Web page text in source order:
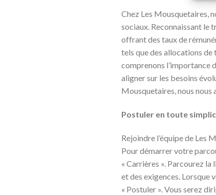
Chez Les Mousquetaires,
sociaux. Reconnaissant le
offrant des taux de
tels que des allocations de
comprenons l’importance
aligner sur les besoins
Mousquetaires, nous nous
Postuler en toute
Rejoindre l’équipe de Les
Pour démarrer votre
« Carrières ». Parcourez
et des exigences. Lorsque
« Postuler ». Vous serez